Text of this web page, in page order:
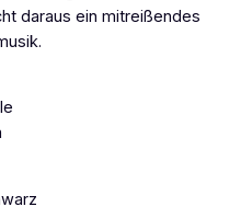
daraus ein mitreißendes